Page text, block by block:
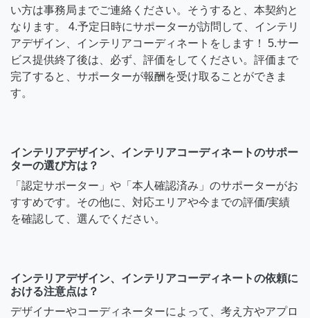
い方は事務局までご連絡ください。そうすると、本契約と
なります。 4.予定日時にサポーターが訪問して、インテリ
アデザイン、インテリアコーディネートをします！ 5.サー
ビス提供終了後は、必ず、評価をしてください。評価まで
完了すると、サポーターが報酬を受け取ることができま
す。
インテリアデザイン、インテリアコーディネートのサポー
ターの選び方は？
「認定サポーター」や「本人確認済み」のサポーターがお
すすめです。その他に、対応エリアや今までの評価/実績
を確認して、選んでください。
インテリアデザイン、インテリアコーディネートの依頼に
おける注意点は？
デザイナーやコーディネーターによって、考え方やアプロ